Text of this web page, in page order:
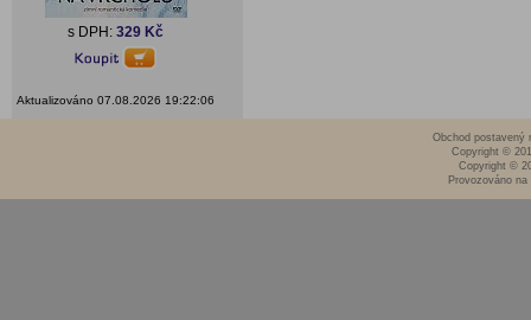
s DPH: 329 Kč
Aktualizováno 07.08.2026 19:22:06
Obchod postavený
Copyright ©
Copyright ©
Provozováno